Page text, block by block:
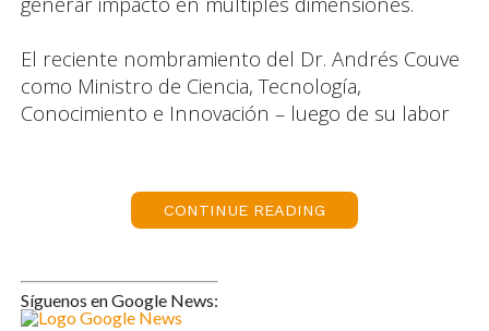
El reciente nombramiento del Dr. Andrés Couve
como Ministro de Ciencia, Tecnología,
Conocimiento e Innovación – luego de su labor
investigación un motor de desarrollo para el
Avanzar en esta línea desde los laboratorios
implica generar más comunicación y conexión
CONTINUE READING
Síguenos en Google News: